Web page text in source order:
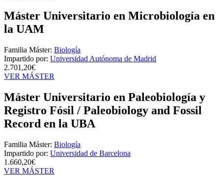
Máster Universitario en Microbiología en
la UAM
Familia Máster: Biología
Impartido por: Universidad Autónoma de Madrid
2.701,20€
VER MÁSTER
Máster Universitario en Paleobiología y
Registro Fósil / Paleobiology and Fossil
Record en la UBA
Familia Máster: Biología
Impartido por: Universidad de Barcelona
1.660,20€
VER MÁSTER